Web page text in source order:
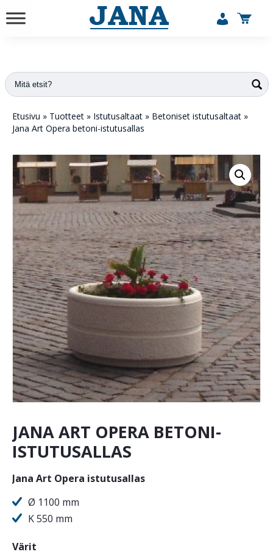
Etusivu » Tuotteet » Istutusaltaat » Betoniset istutusaltaat »
Jana Art Opera betoni-istutusallas
JANA ART OPERA BETONI-
ISTUTUSALLAS
Jana Art Opera istutusallas
Ø 1100 mm
K 550 mm
Värit